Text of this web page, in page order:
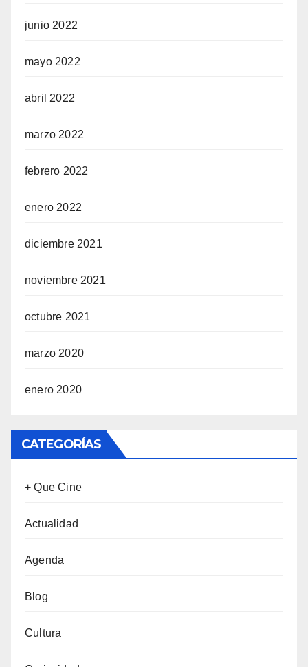
junio 2022
mayo 2022
abril 2022
marzo 2022
febrero 2022
enero 2022
diciembre 2021
noviembre 2021
octubre 2021
marzo 2020
enero 2020
CATEGORÍAS
+ Que Cine
Actualidad
Agenda
Blog
Cultura